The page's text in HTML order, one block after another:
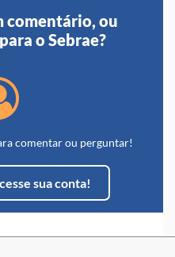
comentário, ou
o Sebrae?
comentar ou perguntar!
sua conta!